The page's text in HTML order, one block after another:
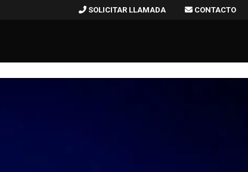
SOLICITAR LLAMADA CONTACTO